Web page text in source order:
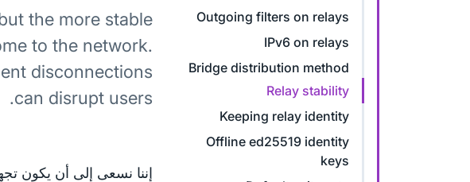
Outgoing filters on relays
IPv6 on relays
Bridge distribution method
Relay stability
Keeping relay identity
Offline ed25519 identity
keys
the more stable
to the network.
disconnections
can disrupt users.
إننا نسعى إلى أن يكون